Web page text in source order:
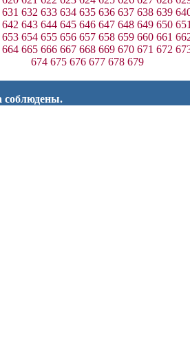
631 632 633 634 635 636 637 638 639
642 643 644 645 646 647 648 649 650
653 654 655 656 657 658 659 660 661
664 665 666 667 668 669 670 671 672
674 675 676 677 678 679
соблюдены.